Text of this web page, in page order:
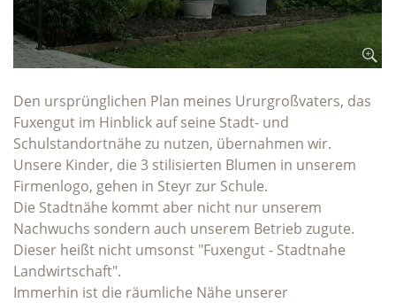
Den ursprünglichen Plan meines Ururgroßvaters, das
Fuxengut im Hinblick auf seine Stadt- und
Schulstandortnähe zu nutzen, übernahmen wir.
Unsere Kinder, die 3 stilisierten Blumen in unserem
Firmenlogo, gehen in Steyr zur Schule.
Die Stadtnähe kommt aber nicht nur unserem
Nachwuchs sondern auch unserem Betrieb zugute.
Dieser heißt nicht umsonst "Fuxengut - Stadtnahe
Landwirtschaft".
Immerhin ist die räumliche Nähe unserer